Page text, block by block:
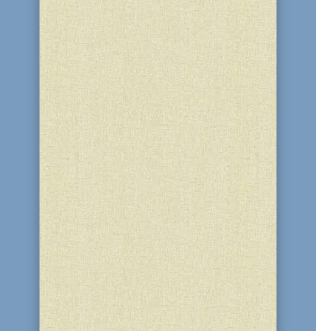
поучаствовать в интеллектуальной
игре - Аидише умник. На это
мероприятие наша община
отправилась делегацией в 20 человек
вместе с участницами и командой
поддержки. В...